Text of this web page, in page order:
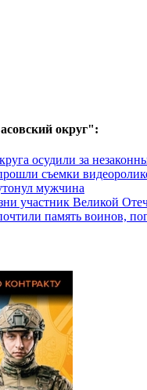
округ":
осудили за
съемки
мужчина
участник Великой
память воинов,